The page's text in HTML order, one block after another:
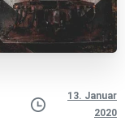
13. Januar
2020